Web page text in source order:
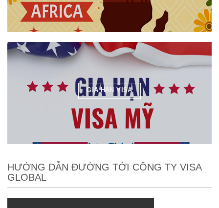
GIA HẠN VISA
HƯỚNG DẪN ĐƯỜNG TỚI CÔNG TY VISA
GLOBAL